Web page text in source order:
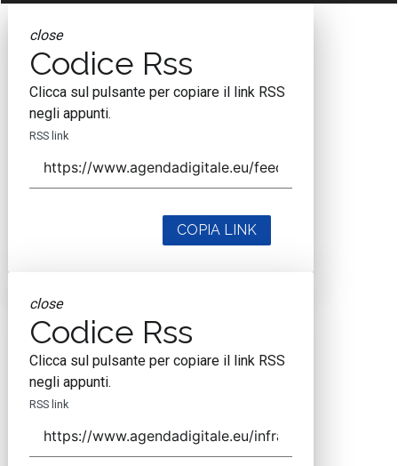
close
Codice Rss
Clicca sul pulsante per copiare il link RSS
negli appunti.
RSS link
COPIA LINK
close
Codice Rss
Clicca sul pulsante per copiare il link RSS
negli appunti.
RSS link